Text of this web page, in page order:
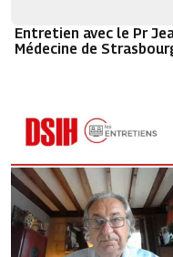
Entretien avec le Pr
Médecine de